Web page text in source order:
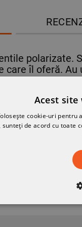
polarizate.
îl oferă.
a razelor
de ventilație
realizate din
Acest site
cookie-uri
sunteți de acord cu toate
DE